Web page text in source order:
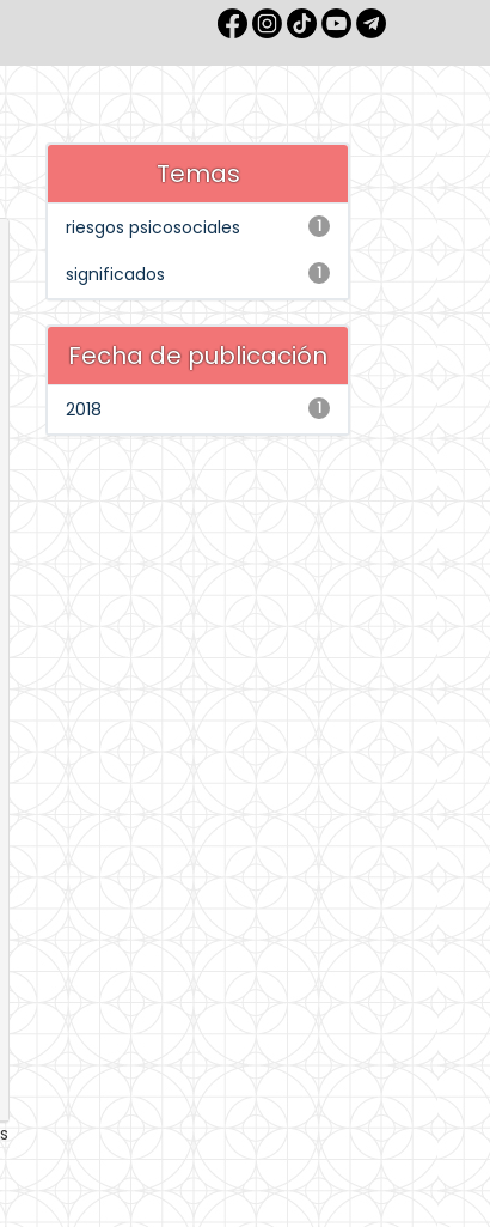
Temas
1
riesgos psicosociales
1
significados
Fecha de publicación
1
2018